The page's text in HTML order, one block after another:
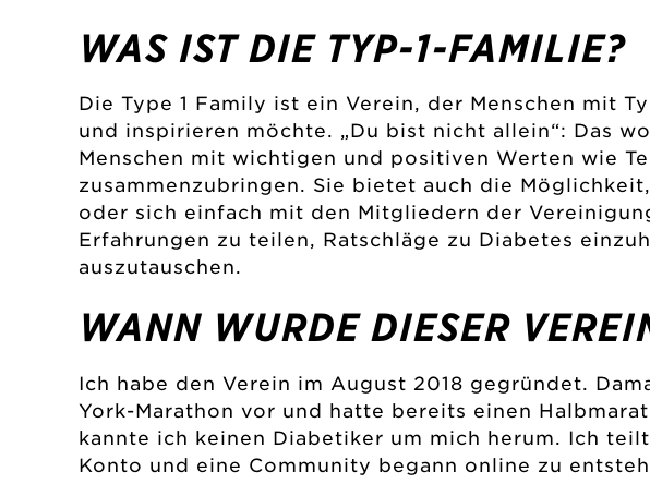
WAS IST DIE TYP-1-FAMILIE?
Die Type 1 Family ist ein Verein, der Menschen mit
und inspirieren möchte. „Du bist nicht allein“: Das
Menschen mit wichtigen und positiven Werten wie
zusammenzubringen. Sie bietet auch die
oder sich einfach mit den Mitgliedern der
Erfahrungen zu teilen, Ratschläge zu Diabetes
auszutauschen.
WANN WURDE DIESER
Ich habe den Verein im August 2018 gegründet.
York-Marathon vor und hatte bereits einen
kannte ich keinen Diabetiker um mich herum. Ich
Konto und eine Community begann online zu